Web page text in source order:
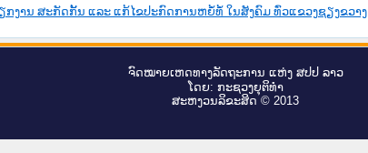
ກງານ ສະກັດກັ້ນ ແລະ ແກ້ໄຂປະກົດການຫຍໍ້ທໍ້ ໃນສັງຄົມ ທົ່ວແຂວງຊຽງຂວາງ
ຈົດ​ໝາຍ​ເຫດ​ທາງ​ລັດ​ຖະ​ການ ແຫ່ງ ສ​ປ​ປ ລາວ
ໂດຍ: ກະ​ຊວງຍຸ​ຕິ​ທຳ
ສະ​ຫງວນ​ລິ​ຂະ​ສິດ © 2013